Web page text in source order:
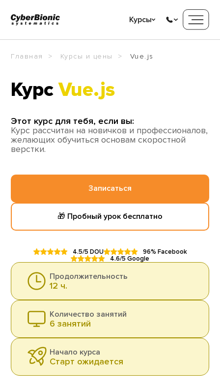
Курсы
Главная Курсы и цены Vue.js
КурсVue.js
Этот курс для тебя, если вы:
Курс рассчитан на новичков и профессионалов,
желающих обучиться основам скоростной
верстки.
Записаться
🎁 Пробный урок бесплатно
4.5/5 DOU
96% Facebook
4.6/5 Google
Продолжительность
12 ч.
Количество занятий
6 занятий
Начало курса
Старт ожидается